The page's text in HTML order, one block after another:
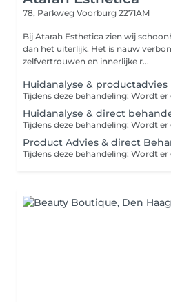
78, Parkweg Voorburg 2271AM
Bij Atarah Esthetica zien wij
dan het uiterlijk. Het is nauw
zelfvertrouwen en innerlijke r...
Huidanalyse & productadvies
Huidanalyse & direct
Product Advies & direct